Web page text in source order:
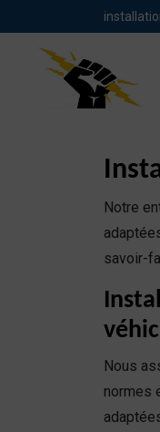
Notre
savoir-
Nous
normes
Panneau de gestion